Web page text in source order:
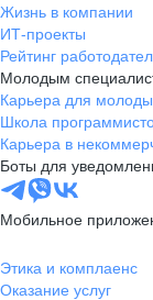
Жизнь в компании
ИТ-проекты
Рейтинг
Молодым
Карьера для
Школа
Карьера в
Боты для
Мобильное
Этика и комплаенс
Оказание услуг